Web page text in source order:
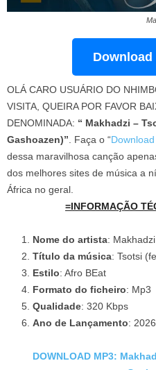
Download
OLÁ CARO USUÁRIO DO
VISITA, QUEIRA POR FAVOR
DENOMINADA: “ Makhadzi –
Gashoazen)” . Faça o “
dessa maravilhosa canção
dos melhores sites de música a
África no geral.
=INFORMAÇÃO
Nome do artista: Makhadzi
Título da música: Tsotsi
Estilo: Afro BEat
Formato do ficheiro: Mp3
Qualidade: 320 Kbps
Ano de Lançamento: 2026
DOWNLOAD MP3: